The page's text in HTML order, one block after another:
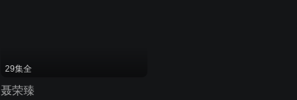
29集全
聂荣臻